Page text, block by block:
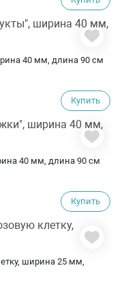
40 мм, длина 90 см
Купить
40 мм, длина 90 см
Купить
ширина 25 мм,